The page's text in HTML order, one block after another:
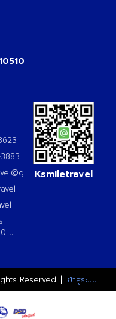
น.
Ksmiletravel
Reserved. | เข้าสู่ระบบ